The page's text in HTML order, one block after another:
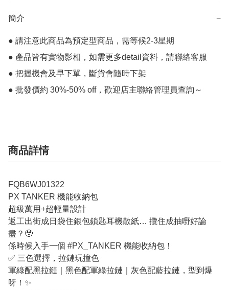
簡介 −
● 請注意此商品為預定型商品，需等候2-3星期
● 產品皆有實物影相，如需更多detail資料，請聯絡客服
● 把握機會及早下單，斷貨會隨時下架
● 批發價約 30%-50% off，歡迎店主聯絡管理員查詢～
商品詳情
FQB6WJ01322
PX TANKER 機能收納包
超級萬用+超輕量設計
返工出街成日袋住銀包鎖匙耳機散紙… 攬住成抽嘢好論
盡？🥹
係時候入手一個 #PX_TANKER 機能收納包！
✅ 三色選擇，拉鏈玩撞色
軍綠配黑拉鏈｜黑色配軍綠拉鏈｜灰色配藍拉鏈，型到爆
呀！✨